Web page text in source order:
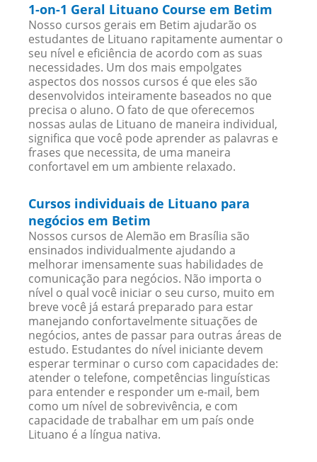
1-on-1 Geral Lituano Course em Betim
Nosso cursos gerais em Betim ajudarão os
estudantes de Lituano rapitamente aumentar o
seu nível e eficiência de acordo com as suas
necessidades. Um dos mais empolgates
aspectos dos nossos cursos é que eles são
desenvolvidos inteiramente baseados no que
precisa o aluno. O fato de que oferecemos
nossas aulas de Lituano de maneira individual,
significa que você pode aprender as palavras e
frases que necessita, de uma maneira
confortavel em um ambiente relaxado.
Cursos individuais de Lituano para
negócios em Betim
Nossos cursos de Alemão em Brasília são
ensinados individualmente ajudando a
melhorar imensamente suas habilidades de
comunicação para negócios. Não importa o
nível o qual você iniciar o seu curso, muito em
breve você já estará preparado para estar
manejando confortavelmente situações de
negócios, antes de passar para outras áreas de
estudo. Estudantes do nível iniciante devem
esperar terminar o curso com capacidades de:
atender o telefone, competências linguísticas
para entender e responder um e-mail, bem
como um nível de sobrevivência, e com
capacidade de trabalhar em um país onde
Lituano é a língua nativa.